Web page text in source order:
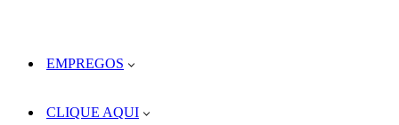
EMPREGOS
CLIQUE AQUI